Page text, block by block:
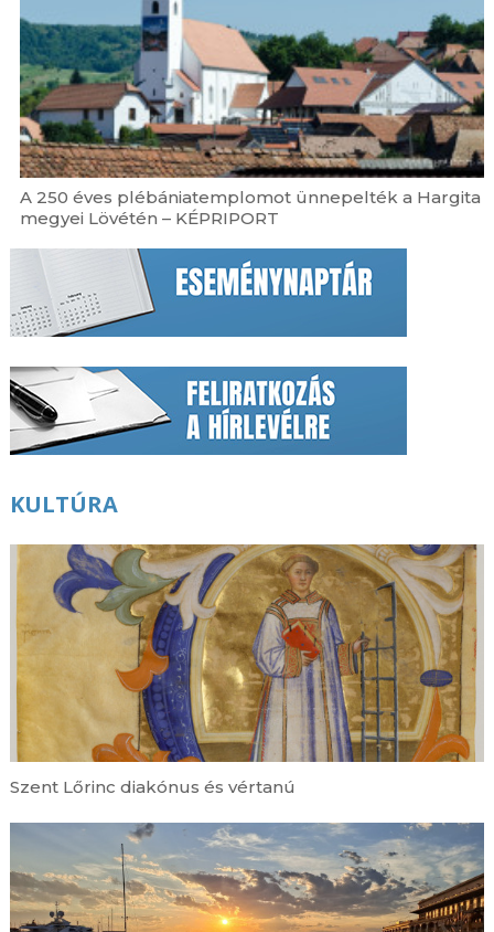
A 250 éves plébániatemplomot ünnepelték a Hargita
megyei Lövétén – KÉPRIPORT
KULTÚRA
Szent Lőrinc diakónus és vértanú